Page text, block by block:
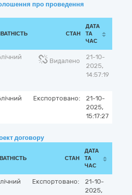
про проведення
СТАН
ДАТА
ТА
ЧАС
Видалено
21-10-
2025,
14:57:19
Експортовано:
21-10-
2025,
15:17:27
договору
СТАН
ДАТА
ТА
ЧАС
Експортовано:
21-10-
2025,